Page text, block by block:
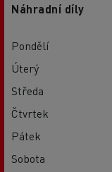
Náhradní díly
Pondělí
Úterý
Středa
Čtvrtek
Pátek
Sobota